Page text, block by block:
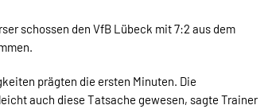
schossen den VfB Lübeck mit 7:2 aus dem
prägten die ersten Minuten. Die
auch diese Tatsache gewesen, sagte Trainer